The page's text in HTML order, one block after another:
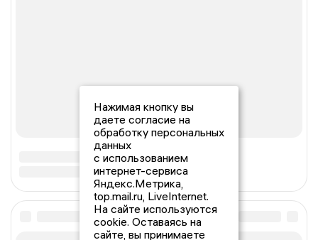
Нажимая кнопку вы
даете согласие на
обработку персональных
данных
с использованием
интернет-сервиса
Яндекс.Метрика,
top.mail.ru, LiveInternet.
На сайте используются
cookie. Оставаясь на
сайте, вы принимаете